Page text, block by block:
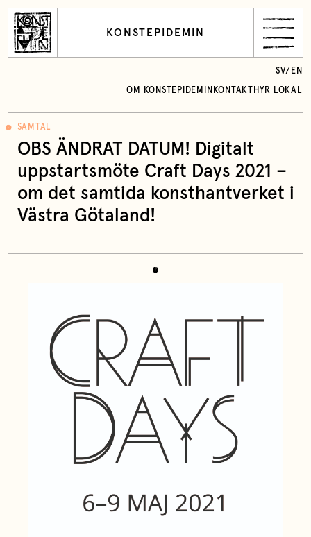
KONSTEPIDEMIN
OM KONSTEPIDEMIN KONTAKT HYR LOKAL
SV/ EN
SAMTAL
OBS ÄNDRAT DATUM! Digitalt
uppstartsmöte Craft Days 2021 –
om det samtida konsthantverket i
Västra Götaland!